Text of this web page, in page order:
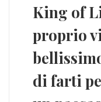
King of
proprio
di farti